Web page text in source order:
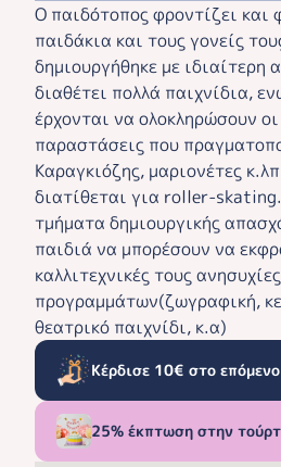
O παιδότοπος φροντίζει και
παιδάκια και τους γονείς
δημιουργήθηκε με
διαθέτει πολλά παιχνίδια,
έρχονται να ολοκληρώσουν
παραστάσεις που
Καραγκιόζης, μαριονέτες
διατίθεται για roller-
τμήματα δημιουργικής
παιδιά να μπορέσουν να
καλλιτεχνικές τους
προγραμμάτων(ζωγραφική,
θεατρικό παιχνίδι, κ.α)
Κέρδισε 10€ στο
25% έκπτωση στην